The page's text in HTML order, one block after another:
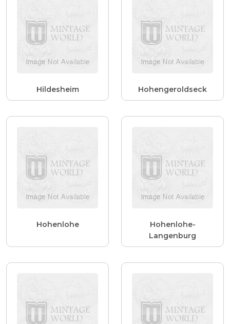
Hildesheim Hohengeroldseck
Hohenlohe
Hohenlohe-
Langenburg